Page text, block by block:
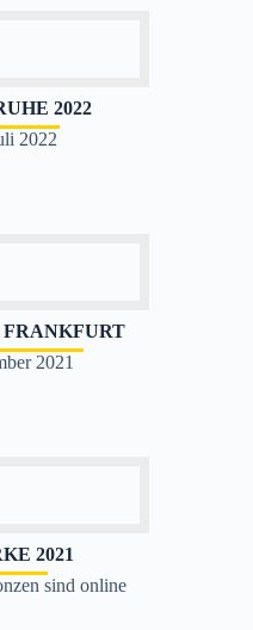
2022
2022
FRANKFURT
2021
2021
sind online